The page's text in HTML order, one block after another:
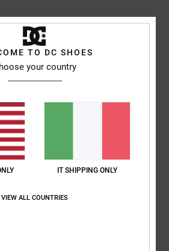
prezzo: 5 Taglia: Taglia perfetta
5/5
prezzo : 5 Taglia
: Taglia perfetta
TO DC SHOES
your country
IT SHIPPING ONLY
VIEW ALL COUNTRIES